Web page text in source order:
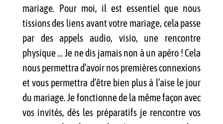
mariage. Pour moi, il est essentiel que nous
tissions des liens avant votre mariage, cela passe
par des appels audio, visio, une rencontre
physique … Je ne dis jamais non à un apéro ! Cela
nous permettra d’avoir nos premières connexions
et vous permettra d’être bien plus à l’aise le jour
du mariage. Je fonctionne de la même façon avec
vos invités, dès les préparatifs je rencontre vos